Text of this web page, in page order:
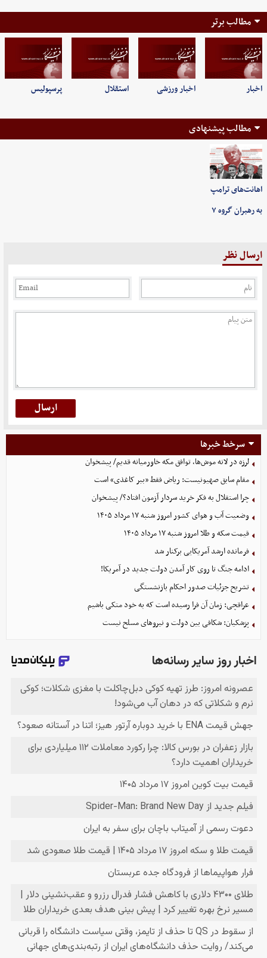
مطالب برتر
اخبار اخبار ورزشی استقلال پرسپولیس
مطالب پیشنهادی
اهانت‌های ترامپ
به رهبران گروه ۷
ارسال نظر
سرخط خبرها
لرزه در لانه موش‌ها، توافق مکه خاورمیانه قدیم/ پیشخوان
مقام سابق صهیونیست: ریاض فقط «ببر کاغذی» است
چرا استقلال به فکر خرید سردار آزمون افتاد؟/ پیشخوان
وضعیت آب و هوای کشور امروز شنبه ۱۷ مرداد ۱۴۰۵
قیمت سکه و طلا امروز شنبه ۱۷ مرداد ۱۴۰۵
فرمانده ارشد آمریکایی برکنار شد
ادامه جنگ تا روی کار آمدن دولت جدید در آمریکا!
تشریح جزئیات صدور احکام بازنشستگی
عراقچی: زمان آن فرا رسیده است که به خود متکی باشیم
پزشکیان: شکافی بین دولت و نیروهای مسلح نیست